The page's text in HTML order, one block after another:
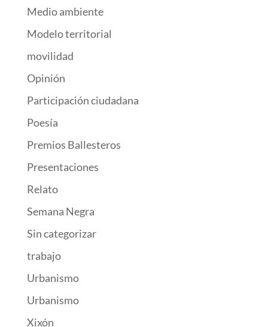
Medio ambiente
Modelo territorial
movilidad
Opinión
Participación ciudadana
Poesía
Premios Ballesteros
Presentaciones
Relato
Semana Negra
Sin categorizar
trabajo
Urbanismo
Urbanismo
Xixón